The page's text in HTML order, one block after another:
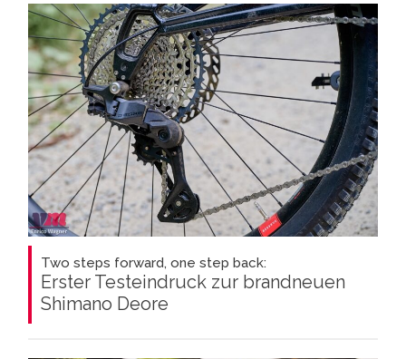
Two steps forward, one step back:
Erster Testeindruck zur brandneuen
Shimano Deore